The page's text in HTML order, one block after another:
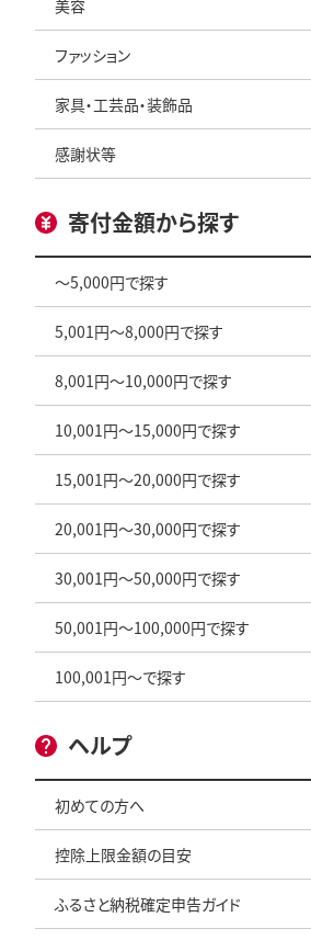
美容
ファッション
家具・工芸品・装飾品
感謝状等
寄付金額から探す
～5,000円で探す
5,001円～8,000円で探す
8,001円～10,000円で探す
10,001円～15,000円で探す
15,001円～20,000円で探す
20,001円～30,000円で探す
30,001円～50,000円で探す
50,001円～100,000円で探す
100,001円～で探す
ヘルプ
初めての方へ
控除上限金額の目安
ふるさと納税確定申告ガイド